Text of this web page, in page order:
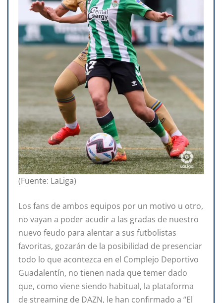
(Fuente: LaLiga)
Los fans de ambos equipos por un motivo u otro,
no vayan a poder acudir a las gradas de nuestro
nuevo feudo para alentar a sus futbolistas
favoritas, gozarán de la posibilidad de presenciar
todo lo que acontezca en el Complejo Deportivo
Guadalentín, no tienen nada que temer dado
que, como viene siendo habitual, la plataforma
de streaming de DAZN, le han confirmado a “El